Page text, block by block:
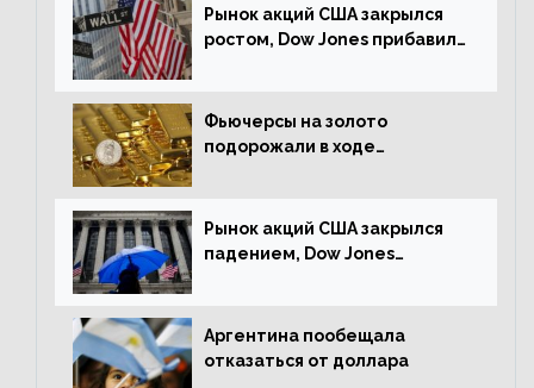
Рынок акций США закрылся
ростом, Dow Jones прибавил
Фьючерсы на золото
подорожали в ходе
Рынок акций США закрылся
падением, Dow Jones
Аргентина пообещала
отказаться от доллара